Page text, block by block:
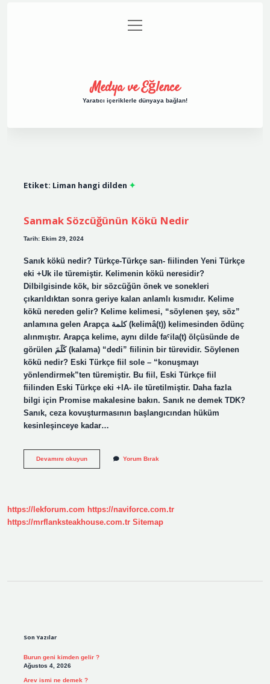
Gizlilik Politikası
menüyü
aç
Medya ve Eğlence
Yaratıcı içeriklerle dünyaya bağlan!
Etiket: Liman hangi dilden
Sanmak Sözcüğünün Kökü Nedir
Tarih: Ekim 29, 2024
Sanık kökü nedir? Türkçe-Türkçe san- fiilinden Yeni Türkçe
eki +Uk ile türemiştir. Kelimenin kökü neresidir?
Dilbilgisinde kök, bir sözcüğün önek ve sonekleri
çıkarıldıktan sonra geriye kalan anlamlı kısmıdır. Kelime
kökü nereden gelir? Kelime kelimesi, “söylenen şey, söz”
anlamına gelen Arapça كلمة (kelimâ(t)) kelimesinden ödünç
alınmıştır. Arapça kelime, aynı dilde faˁila(t) ölçüsünde de
görülen كَلَمَ (kalama) “dedi” fiilinin bir türevidir. Söylenen
kökü nedir? Eski Türkçe fiil sole – “konuşmayı
yönlendirmek”ten türemiştir. Bu fiil, Eski Türkçe fiil
fiilinden Eski Türkçe eki +lA- ile türetilmiştir. Daha fazla
bilgi için Promise makalesine bakın. Sanık ne demek TDK?
Sanık, ceza kovuşturmasının başlangıcından hüküm
kesinleşinceye kadar…
Devamını okuyunSanmak
Yorum Bırak
https://lekforum.com https://naviforce.com.tr
https://mrflanksteakhouse.com.tr Sitemap
Son Yazılar
Burun geni kimden gelir ?
Ağustos 4, 2026
Arev ismi ne demek ?